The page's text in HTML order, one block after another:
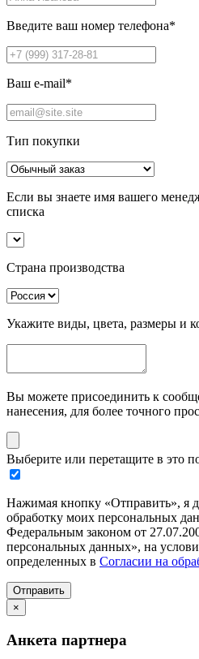
Введите ваш номер телефона*
Ваш e-mail*
Тип покупки
Если вы знаете имя вашего
списка
Страна производства
Укажите виды, цвета, размеры и
Вы можете присоединить к
нанесения, для более точного
Выберите или перетащите в это
Нажимая кнопку «Отправить», я
обработку моих персональных
Федеральным законом от
персональных данных», на
определенных в Согласии на
Отправить
×
Анкета партнера